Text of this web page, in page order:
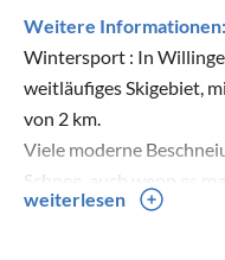
Weitere Informationen:
Wintersport : In
weitläufiges Skigebiet,
von 2 km.
Viele moderne
Schnee, auch wenn es
wunderschöner Natur
Wanderwege führen
weiterlesen